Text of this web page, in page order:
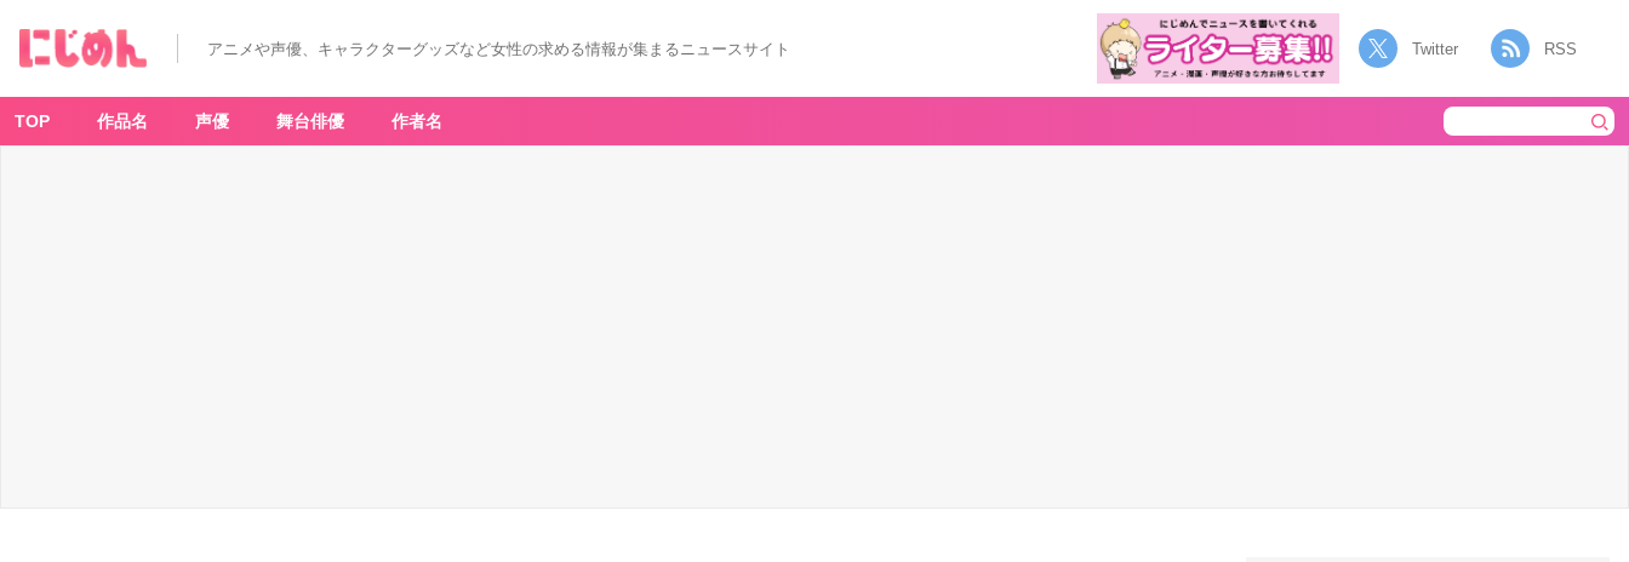
アニメや声優、キャラクターグッズなど女性の求める情報が集まるニュースサイト Twitter RSS
TOP 作品名 声優 舞台俳優 作者名